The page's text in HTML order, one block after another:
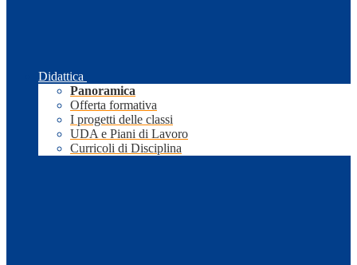
Didattica
Panoramica
Offerta formativa
I progetti delle classi
UDA e Piani di Lavoro
Curricoli di Disciplina